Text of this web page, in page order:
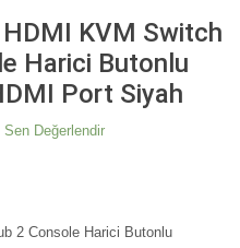
KVM Switch
Harici Butonlu
Port Siyah
Sen Değerlendir
2 Console Harici Butonlu